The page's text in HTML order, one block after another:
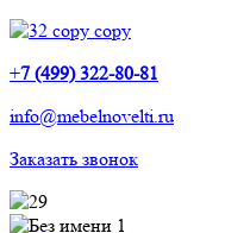
+7 (499) 322-80-81
info@mebelnovelti.ru
Заказать звонок